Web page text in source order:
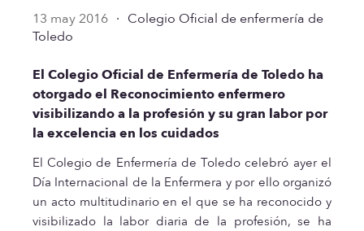
13 may 2016 · Colegio Oficial de enfermería de
Toledo
El Colegio Oficial de Enfermería de Toledo ha
otorgado el Reconocimiento enfermero
visibilizando a la profesión y su gran labor por
la excelencia en los cuidados
El Colegio de Enfermería de Toledo celebró ayer el
Día Internacional de la Enfermera y por ello organizó
un acto multitudinario en el que se ha reconocido y
visibilizado la labor diaria de la profesión, se ha